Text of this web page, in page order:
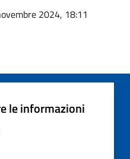
2024, 18:11
le informazioni